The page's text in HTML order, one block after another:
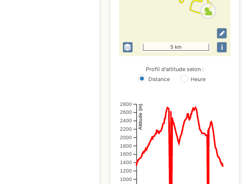
5 km i
Profil d'altitude selon :
Distance Heure
1000
1200
1400
1600
1800
2000
2200
2400
2600
2800 Altitude (m)